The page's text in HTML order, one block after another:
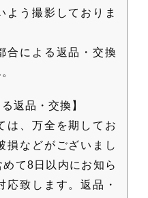
よう撮影しておりま
合による返品・交換
返品・交換】
は、万全を期してお
損などがございまし
て8日以内にお知ら
応致します。返品・